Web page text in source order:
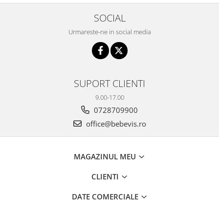
Patine gheata reglabile
SANIUTE
SOCIAL
Urmareste-ne in social media
SUPORT CLIENTI
9.00-17.00
0728709900
office@bebevis.ro
MAGAZINUL MEU
CLIENTI
DATE COMERCIALE